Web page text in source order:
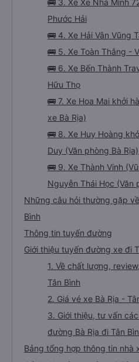
🚌 3. Xe Xe Nhà Mình
Phước Hải
🚌 4. Xe Hải Vân Vũng
🚌 5. Xe Toàn Thắng -
🚌 6. Xe Bến Thành
Hữu Thọ
🚌 7. Xe Hoa Mai khởi
xe Bà Rịa)
🚌 8. Xe Huy Hoàng
Duy (Văn phòng Bà Rịa)
🚌 9. Xe Thành Vinh
Nguyễn Thái Học (Văn
Những câu hỏi thường gặp
Bình
Thông tin tuyến đường
Giới thiệu tuyến đường xe đi
1. Về chất lượng,
Tân Bình
2. Giá vé xe Bà Rịa -
3. Giới thiệu, tư vấn
đường Bà Rịa đi Tân
Bảng tổng hợp thông tin nhà